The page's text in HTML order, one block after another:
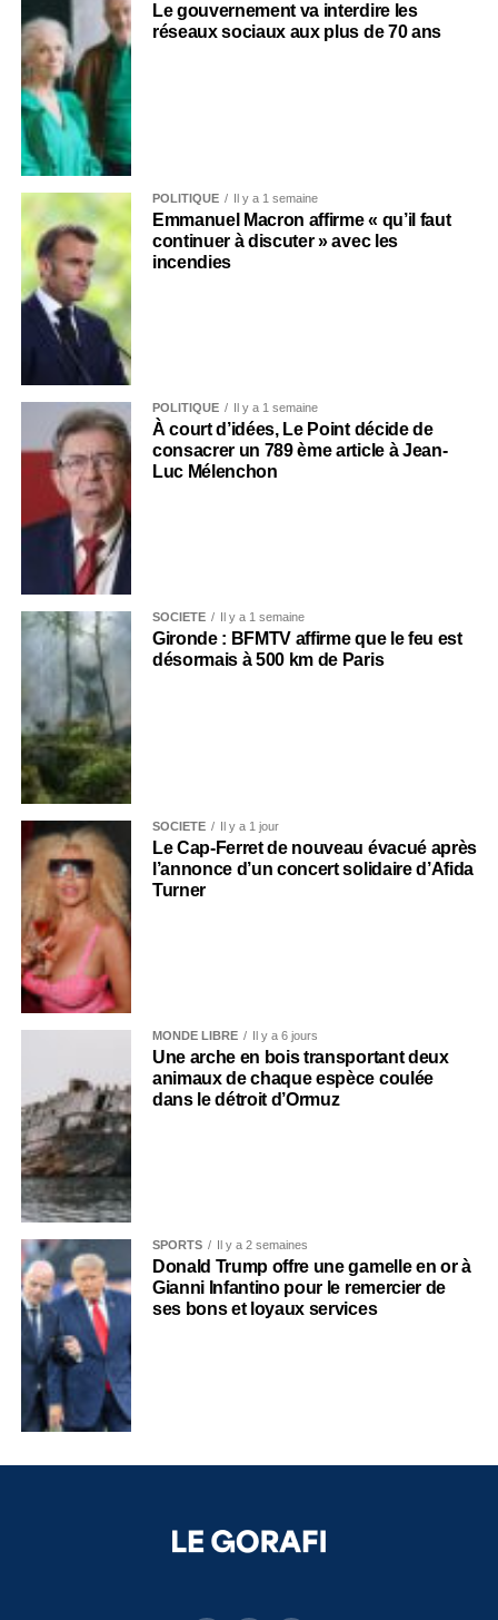
Le gouvernement va interdire les
réseaux sociaux aux plus de 70 ans
POLITIQUE Il y a 1 semaine
Emmanuel Macron affirme « qu’il faut
continuer à discuter » avec les
incendies
POLITIQUE Il y a 1 semaine
À court d’idées, Le Point décide de
consacrer un 789 ème article à Jean-
Luc Mélenchon
SOCIÉTÉ Il y a 1 semaine
Gironde : BFMTV affirme que le feu est
désormais à 500 km de Paris
SOCIÉTÉ Il y a 1 jour
Le Cap-Ferret de nouveau évacué après
l’annonce d’un concert solidaire d’Afida
Turner
MONDE LIBRE Il y a 6 jours
Une arche en bois transportant deux
animaux de chaque espèce coulée
dans le détroit d’Ormuz
SPORTS Il y a 2 semaines
Donald Trump offre une gamelle en or à
Gianni Infantino pour le remercier de
ses bons et loyaux services